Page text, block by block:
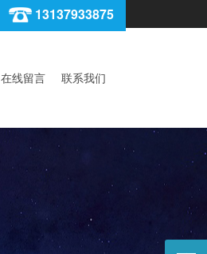
13137933875
在线留言 联系我们